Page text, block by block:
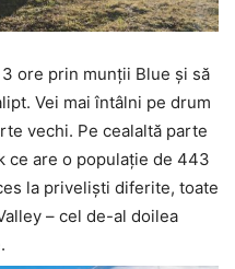
ore prin munții Blue și să
Vei mai întâlni pe drum
vechi. Pe cealaltă parte
ce are o populație de 443
la priveliști diferite, toate
– cel de-al doilea